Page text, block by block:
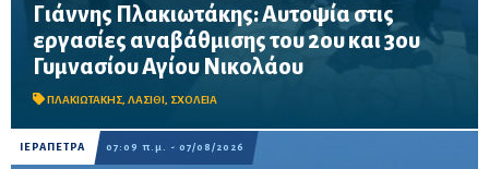
Γιάννης Πλακιωτάκης: Αυτοψία στις
εργασίες αναβάθμισης του 2ου και 3ου
Γυμνασίου Αγίου Νικολάου
ΠΛΑΚΙΩΤΑΚΗΣ, ΛΑΣΙΘΙ, ΣΧΟΛΕΙΑ
Οι παρεμβάσεις του προγράμματος «Μαριέττα Γιαννάκου»
αναμένεται να ολοκληρωθούν πριν από τη νέα σχολική χρονιά –
Προβλέπονται ανακαινίσεις αιθουσών, αύλειων και αθλητικών
χώρων, καθώς και έργα προσβασ...
ΙΕΡΑΠΕΤΡΑ 07:09 π.μ. - 07/08/2026